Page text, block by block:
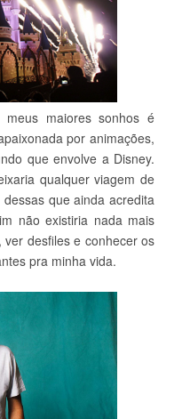
meus maiores sonhos é
por animações,
que envolve a Disney.
qualquer viagem de
que ainda acredita
não existiria nada mais
desfiles e conhecer os
pra minha vida.